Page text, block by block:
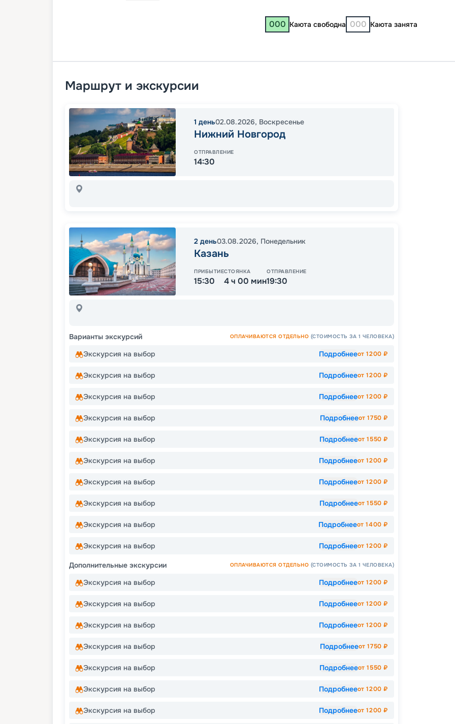
000 Каюта свободна 000 Каюта занята
Маршрут и экскурсии
1 день02.08.2026, Воскресенье
Нижний Новгород
ОТПРАВЛЕНИЕ
14:30
2 день03.08.2026, Понедельник
Казань
ПРИБЫТИЕ
15:30
СТОЯНКА
4 ч 00 мин
ОТПРАВЛЕНИЕ
19:30
Варианты экскурсий ОПЛАЧИВАЮТСЯ ОТДЕЛЬНО (СТОИМОСТЬ ЗА 1 ЧЕЛОВЕКА)
Экскурсия на выбор Подробнееот1200 ₽
Экскурсия на выбор Подробнееот1200 ₽
Экскурсия на выбор Подробнееот1200 ₽
Экскурсия на выбор Подробнееот1750 ₽
Экскурсия на выбор Подробнееот1550 ₽
Экскурсия на выбор Подробнееот1200 ₽
Экскурсия на выбор Подробнееот1200 ₽
Экскурсия на выбор Подробнееот1550 ₽
Экскурсия на выбор Подробнееот1400 ₽
Экскурсия на выбор Подробнееот1200 ₽
Дополнительные экскурсии ОПЛАЧИВАЮТСЯ ОТДЕЛЬНО (СТОИМОСТЬ ЗА 1 ЧЕЛОВЕКА)
Экскурсия на выбор Подробнееот1200 ₽
Экскурсия на выбор Подробнееот1200 ₽
Экскурсия на выбор Подробнееот1200 ₽
Экскурсия на выбор Подробнееот1750 ₽
Экскурсия на выбор Подробнееот1550 ₽
Экскурсия на выбор Подробнееот1200 ₽
Экскурсия на выбор Подробнееот1200 ₽